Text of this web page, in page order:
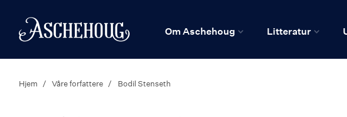
Hjem
Om Aschehoug Litteratur
Hjem Våre forfattere Bodil Stenseth